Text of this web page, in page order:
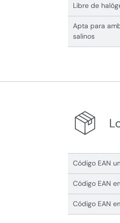
Libre de
Apta para
salinos
Código EAN
Código EAN
Código EAN